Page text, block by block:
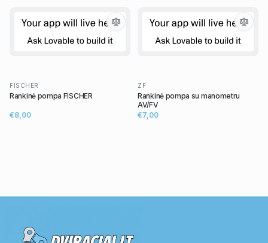
FISCHER
Rankinė pompa FISCHER
€8,00
ZF
Rankinė pompa su manometru
AV/FV
€7,00